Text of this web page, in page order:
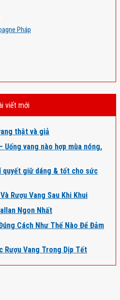
Pháp
viết mới
thật và giả
Uống vang nào hợp mùa nóng,
quyết giữ dáng & tốt cho sức
Rượu Vang Sau Khi Khui
Ngon Nhất
Cách Như Thế Nào Để Đảm
Rượu Vang Trong Dịp Tết